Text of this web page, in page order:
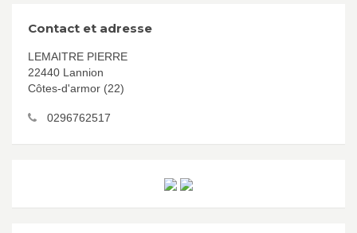
Contact et adresse
LEMAITRE PIERRE
22440 Lannion
Côtes-d'armor (22)
0296762517